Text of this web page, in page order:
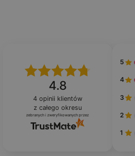
4.8
4opinii klientów
z całego okresu
zebranych i zweryfikowanych przez
5
4
3
2
1